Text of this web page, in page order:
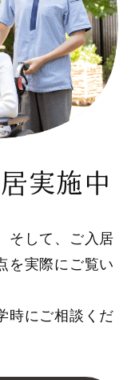
実施中
そして、ご入居
を実際にご覧い
時にご相談くだ